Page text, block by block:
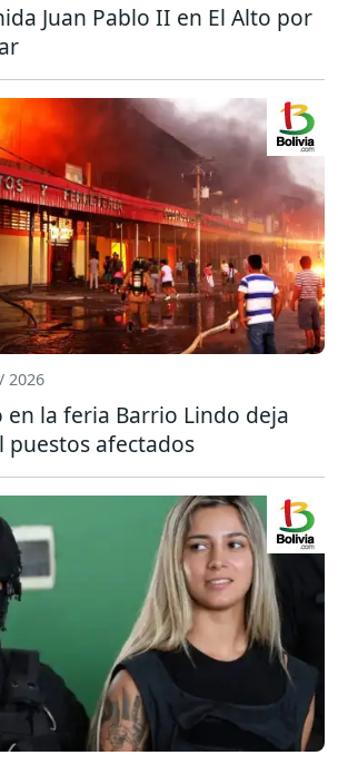
Juan Pablo II en El Alto por
2026
en la feria Barrio Lindo deja
puestos afectados